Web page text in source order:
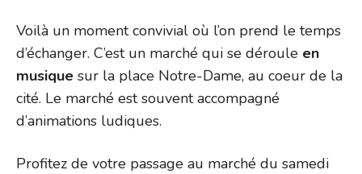
Voilà un moment convivial où l’on prend le temps
d’échanger. C’est un marché qui se déroule en
musique sur la place Notre-Dame, au coeur de la
cité. Le marché est souvent accompagné
d’animations ludiques.
Profitez de votre passage au marché du samedi